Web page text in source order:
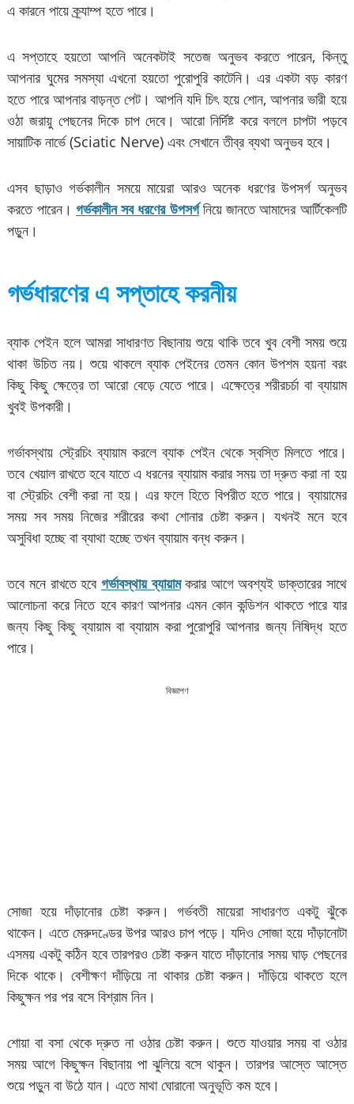
এ কারনে পায়ে ক্র্যাম্প হতে পারে।
এ সপ্তাহে হয়তো আপনি অনেকটাই সতেজ অনুভব করতে পারেন, কিন্তু
আপনার ঘুমের সমস্যা এখনো হয়তো পুরোপুরি কাটেনি। এর একটা বড় কারণ
হতে পারে আপনার বাড়ন্ত পেট। আপনি যদি চিৎ হয়ে শোন, আপনার ভারী হয়ে
ওঠা জরায়ু পেছনের দিকে চাপ দেবে। আরো নির্দিষ্ট করে বললে চাপটা পড়বে
সায়াটিক নার্ভে (Sciatic Nerve) এবং সেখানে তীব্র ব্যথা অনুভব হবে।
এসব ছাড়াও গর্ভকালীন সময়ে মায়েরা আরও অনেক ধরণের উপসর্গ অনুভব
করতে পারেন। গর্ভকালীন সব ধরণের উপসর্গনিয়ে জানতে আমাদের আর্টিকেলটি
পড়ুন।
গর্ভধারণের এ সপ্তাহে করনীয়
ব্যাক পেইন হলে আমরা সাধারণত বিছানায় শুয়ে থাকি তবে খুব বেশী সময় শুয়ে
থাকা উচিত নয়। শুয়ে থাকলে ব্যাক পেইনের তেমন কোন উপশম হয়না বরং
কিছু কিছু ক্ষেত্রে তা আরো বেড়ে যেতে পারে। এক্ষেত্রে শরীরচর্চা বা ব্যায়াম
খুবই উপকারী।
গর্ভাবস্থায় স্ট্রেচিং ব্যায়াম করলে ব্যাক পেইন থেকে স্বস্তি মিলতে পারে।
তবে খেয়াল রাখতে হবে যাতে এ ধরনের ব্যায়াম করার সময় তা দ্রুত করা না হয়
বা স্ট্রেচিং বেশী করা না হয়। এর ফলে হিতে বিপরীত হতে পারে। ব্যায়ামের
সময় সব সময় নিজের শরীরের কথা শোনার চেষ্টা করুন। যখনই মনে হবে
অসুবিধা হচ্ছে বা ব্যাথা হচ্ছে তখন ব্যায়াম বন্ধ করুন।
তবে মনে রাখতে হবে গর্ভাবস্থায় ব্যায়ামকরার আগে অবশ্যই ডাক্তারের সাথে
আলোচনা করে নিতে হবে কারণ আপনার এমন কোন কন্ডিশন থাকতে পারে যার
জন্য কিছু কিছু ব্যায়াম বা ব্যায়াম করা পুরোপুরি আপনার জন্য নিষিদ্ধ হতে
পারে।
বিজ্ঞাপণ
সোজা হয়ে দাঁড়ানোর চেষ্টা করুন। গর্ভবতী মায়েরা সাধারণত একটু ঝুঁকে
থাকেন। এতে মেরুদণ্ডের উপর আরও চাপ পড়ে। যদিও সোজা হয়ে দাঁড়ানোটা
এসময় একটু কঠিন হবে তারপরও চেষ্টা করুন যাতে দাঁড়ানোর সময় ঘাড় পেছনের
দিকে থাকে। বেশীক্ষণ দাঁড়িয়ে না থাকার চেষ্টা করুন। দাঁড়িয়ে থাকতে হলে
কিছুক্ষন পর পর বসে বিশ্রাম নিন।
শোয়া বা বসা থেকে দ্রুত না ওঠার চেষ্টা করুন। শুতে যাওয়ার সময় বা ওঠার
সময় আগে কিছুক্ষন বিছানায় পা ঝুলিয়ে বসে থাকুন। তারপর আস্তে আস্তে
শুয়ে পড়ুন বা উঠে যান। এতে মাথা ঘোরানো অনুভূতি কম হবে।